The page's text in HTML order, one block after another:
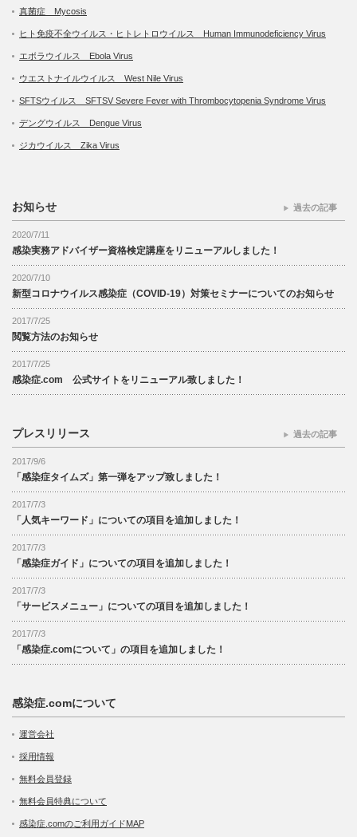
真菌症 Mycosis
ヒト免疫不全ウイルス・ヒトレトロウイルス Human Immunodeficiency Virus
エボラウイルス Ebola Virus
ウエストナイルウイルス West Nile Virus
SFTSウイルス SFTSV Severe Fever with Thrombocytopenia Syndrome Virus
デングウイルス Dengue Virus
ジカウイルス Zika Virus
お知らせ
2020/7/11
感染実務アドバイザー資格検定講座をリニューアルしました！
2020/7/10
新型コロナウイルス感染症（COVID-19）対策セミナーについてのお知らせ
2017/7/25
閲覧方法のお知らせ
2017/7/25
感染症.com 公式サイトをリニューアル致しました！
過去の記事
プレスリリース
2017/9/6
「感染症タイムズ」第一弾をアップ致しました！
2017/7/3
「人気キーワード」についての項目を追加しました！
2017/7/3
「感染症ガイド」についての項目を追加しました！
2017/7/3
「サービスメニュー」についての項目を追加しました！
2017/7/3
「感染症.comについて」の項目を追加しました！
過去の記事
感染症.comについて
運営会社
採用情報
無料会員登録
無料会員特典について
感染症.comのご利用ガイドMAP